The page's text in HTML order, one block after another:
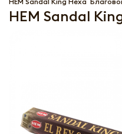
HEM Sandal